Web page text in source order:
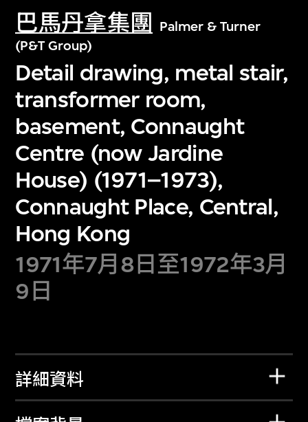
巴馬丹拿集團
Palmer & Turner
(P&T Group)
Detail drawing, metal stair,
transformer room,
basement, Connaught
Centre (now Jardine
House) (1971–1973),
Connaught Place, Central,
Hong Kong
1971年7月8日至1972年3月
9日
詳細資料
文化藏品。